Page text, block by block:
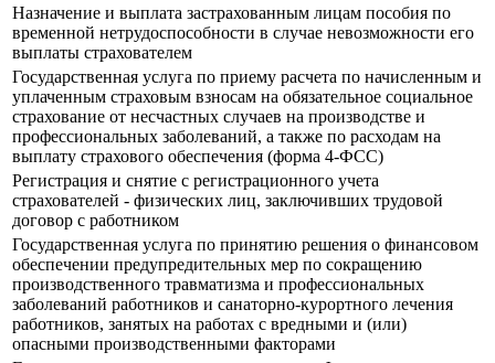
Назначение и выплата застрахованным лицам пособия по
временной нетрудоспособности в случае невозможности его
выплаты страхователем
Государственная услуга по приему расчета по начисленным и
уплаченным страховым взносам на обязательное социальное
страхование от несчастных случаев на производстве и
профессиональных заболеваний, а также по расходам на
выплату страхового обеспечения (форма 4-ФСС)
Регистрация и снятие с регистрационного учета
страхователей - физических лиц, заключивших трудовой
договор с работником
Государственная услуга по принятию решения о финансовом
обеспечении предупредительных мер по сокращению
производственного травматизма и профессиональных
заболеваний работников и санаторно-курортного лечения
работников, занятых на работах с вредными и (или)
опасными производственными факторами